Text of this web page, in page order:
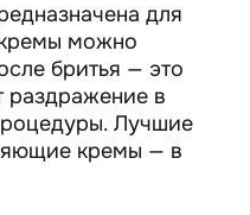
для
можно
бритья — это
раздражение в
Лучшие
кремы — в